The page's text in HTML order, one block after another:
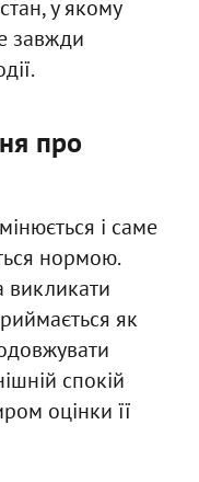
у якому
завжди
про
і саме
нормою.
викликати
як
спокій
оцінки її